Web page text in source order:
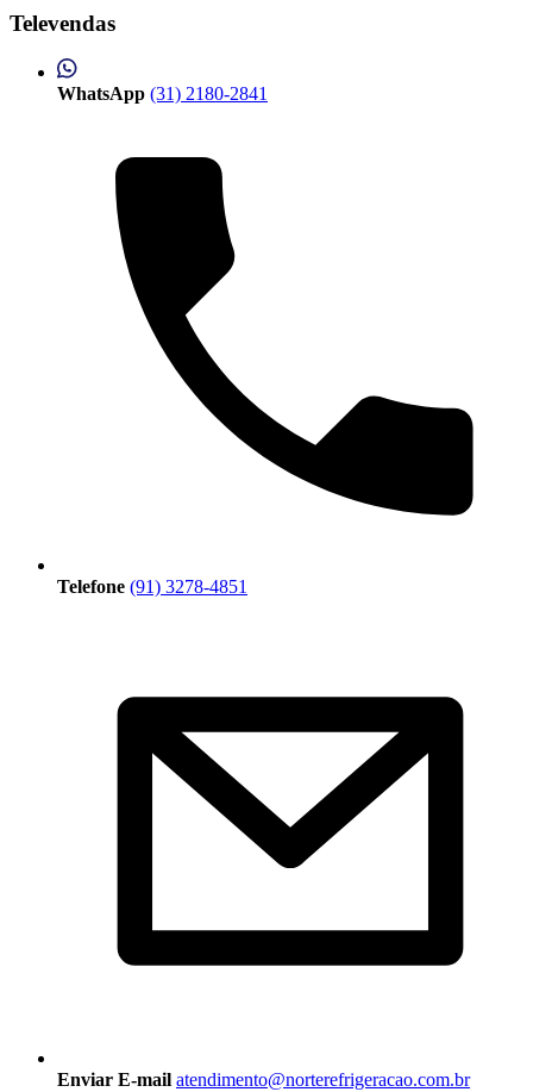
Televendas
WhatsApp (31) 2180-2841
Telefone (91) 3278-4851
Enviar E-mail atendimento@norterefrigeracao.com.br